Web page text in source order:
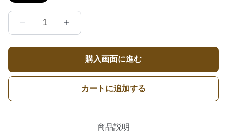
1
購入画面に進む
カートに追加する
商品説明